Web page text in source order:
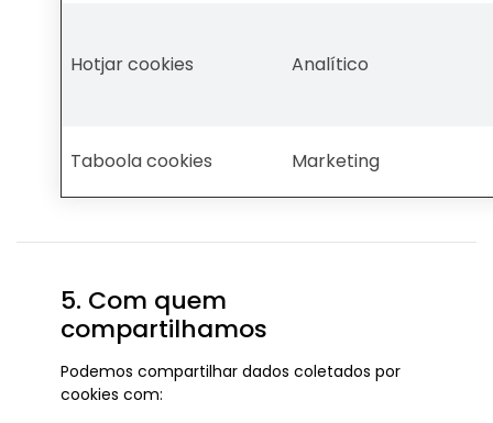
Hotjar cookies Analítico
Taboola cookies Marketing
5. Com quem
compartilhamos
Podemos compartilhar dados coletados por
cookies com: